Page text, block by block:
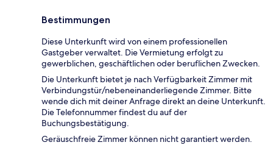
Bestimmungen
Diese Unterkunft wird von einem professionellen
Gastgeber verwaltet. Die Vermietung erfolgt zu
gewerblichen, geschäftlichen oder beruflichen Zwecken.
Die Unterkunft bietet je nach Verfügbarkeit Zimmer mit
Verbindungstür/nebeneinanderliegende Zimmer. Bitte
wende dich mit deiner Anfrage direkt an deine Unterkunft.
Die Telefonnummer findest du auf der
Buchungsbestätigung.
Geräuschfreie Zimmer können nicht garantiert werden.